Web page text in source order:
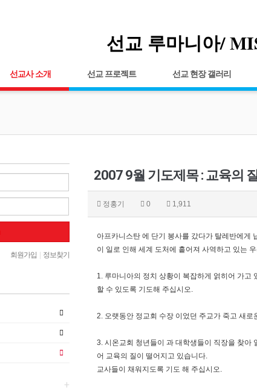
선교 루마니아/
선교사 소개 선교 프로젝트 선교 현장 갤러리
2007 9월 기도제목 : 교육의
정홍기 0 1,911
아프카니스탄 에 단기 봉사를 갔다가 탈레반에게
이 일로 인해 세계 도처에 흩어져 사역하고 있는
1. 루마니아의 정치 상황이 복잡하게 얽히어 가고
할 수 있도록 기도해 주십시오.
2. 오랫동안 정교회 수장 이었던 주교가 죽고 새
3. 시온교회 청년들이 과 대학생들이 직장을 찾아
어 교육의 질이 떨어지고 있습니다.
교사들이 채워지도록 기도 해 주십시오.
회원가입 정보찾기
+